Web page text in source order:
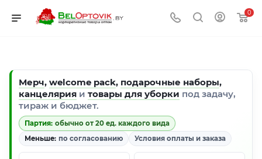
0
Мерч, welcome pack, подарочные наборы,
канцелярия и товары для уборки под задачу,
тираж и бюджет.
Партия: обычно от 20 ед. каждого вида
Меньше: по согласованию Условия оплаты и заказа